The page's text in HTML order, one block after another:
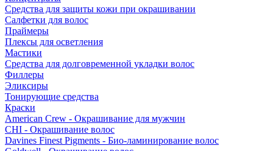
Средства для защиты кожи при окрашивании
Салфетки для волос
Праймеры
Плексы для осветления
Мастики
Средства для долговременной укладки волос
Филлеры
Эликсиры
Тонирующие средства
Краски
American Crew - Окрашивание для мужчин
CHI - Окрашивание волос
Davines Finest Pigments - Био-ламинирование волос